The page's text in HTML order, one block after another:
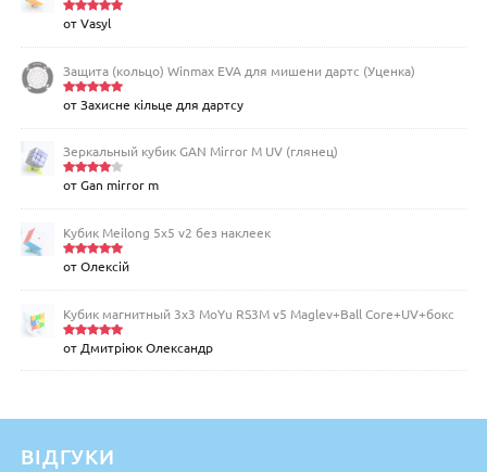
Оценка
от Vasyl
Защита (кольцо) Winmax EVA для мишени дартс (Уценка)
Оценка5
от Захисне кільце для дартсу
Зеркальный кубик GAN Mirror M UV (глянец)
Оценка
от Gan mirror m
Кубик Meilong 5x5 v2 без наклеек
Оценка5
от Олексій
Кубик магнитный 3х3 MoYu RS3M v5 Maglev+Ball Core+UV+бокс
Оценка5
от Дмитріюк Олександр
ВІДГУКИ